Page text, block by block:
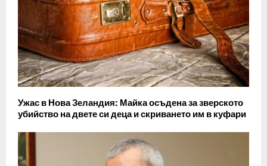
Ужас в Нова Зеландия: Майка осъдена за зверското
убийство на двете си деца и скриването им в куфари